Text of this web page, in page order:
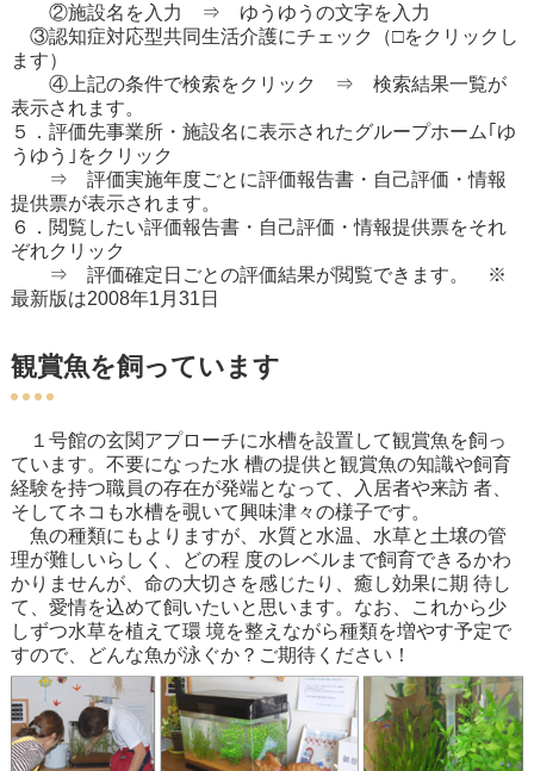
②施設名を入力 ⇒ ゆうゆうの文字を入力
③認知症対応型共同生活介護にチェック（□をクリックし
ます）
④上記の条件で検索をクリック ⇒ 検索結果一覧が
表示されます。
５．評価先事業所・施設名に表示されたグループホーム｢ゆ
うゆう｣をクリック
⇒ 評価実施年度ごとに評価報告書・自己評価・情報
提供票が表示されます。
６．閲覧したい評価報告書・自己評価・情報提供票をそれ
ぞれクリック
⇒ 評価確定日ごとの評価結果が閲覧できます。 ※
最新版は2008年1月31日
観賞魚を飼っています
１号館の玄関アプローチに水槽を設置して観賞魚を飼っ
ています。不要になった水 槽の提供と観賞魚の知識や飼育
経験を持つ職員の存在が発端となって、入居者や来訪 者、
そしてネコも水槽を覗いて興味津々の様子です。
魚の種類にもよりますが、水質と水温、水草と土壌の管
理が難しいらしく、どの程 度のレベルまで飼育できるかわ
かりませんが、命の大切さを感じたり、癒し効果に期 待し
て、愛情を込めて飼いたいと思います。なお、これから少
しずつ水草を植えて環 境を整えながら種類を増やす予定で
すので、どんな魚が泳ぐか？ご期待ください！